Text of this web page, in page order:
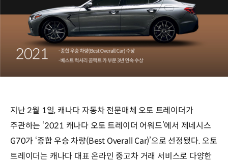
지난 2월 1일, 캐나다 자동차 전문매체 오토 트레이더가
주관하는 ‘2021 캐나다 오토 트레이더 어워드’에서 제네시스
G70가 ‘종합 우승 차량(Best Overall Car)’으로 선정됐다. 오토
트레이더는 캐나다 대표 온라인 중고차 거래 서비스로 다양한